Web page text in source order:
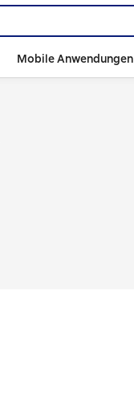
Mobile Anwendungen